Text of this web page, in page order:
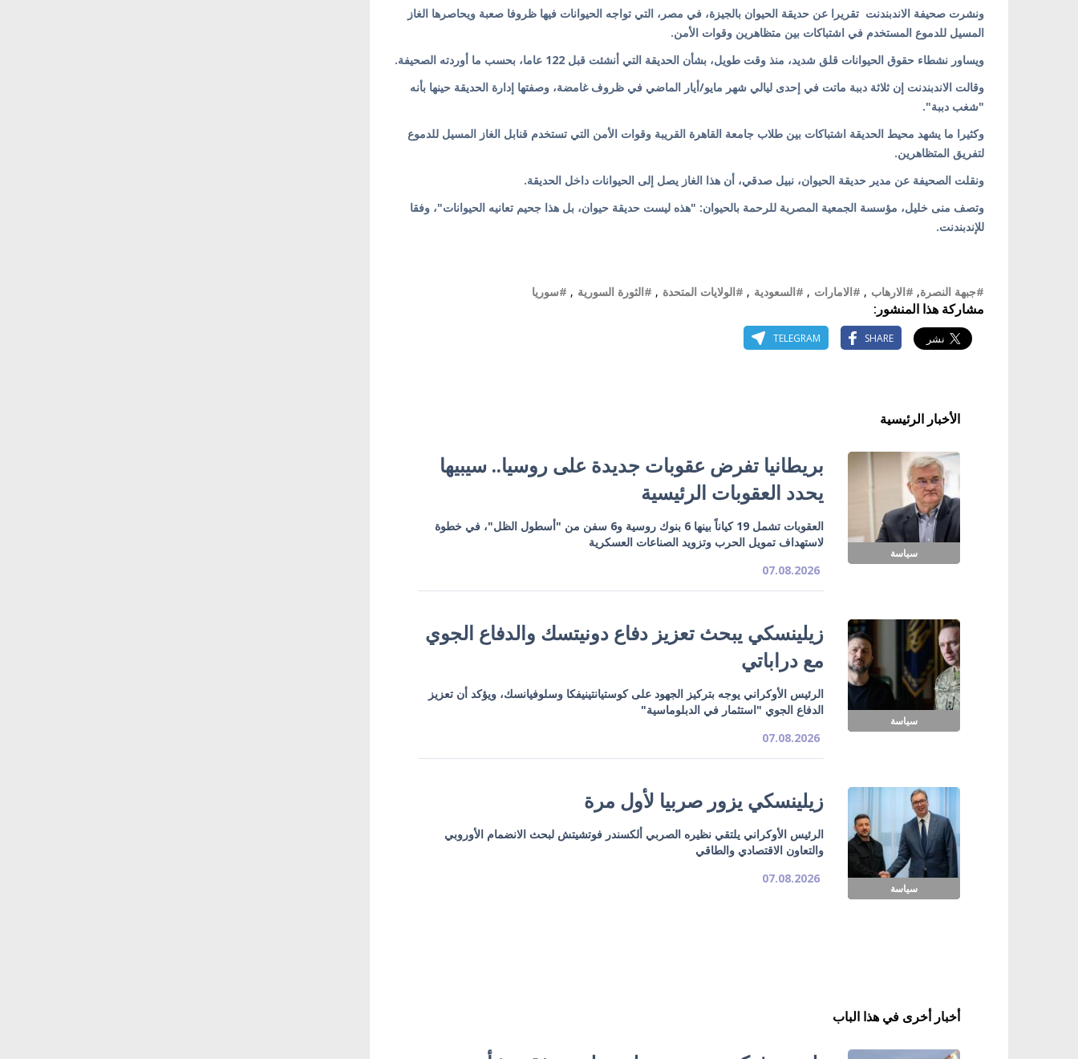
ونشرت صحيفة الاندبندنت تقريرا عن حديقة الحيوان بالجيزة، في مصر، التي تواجه الحيوانات فيها ظروفا صعبة ويحاصرها الغاز
المسيل للدموع المستخدم في اشتباكات بين متظاهرين وقوات الأمن.
ويساور نشطاء حقوق الحيوانات قلق شديد، منذ وقت طويل، بشأن الحديقة التي أنشئت قبل 122 عاما، بحسب ما أوردته الصحيفة.
وقالت الاندبندنت إن ثلاثة دببة ماتت في إحدى ليالي شهر مايو/أيار الماضي في ظروف غامضة، وصفتها إدارة الحديقة حينها بأنه
"شغب دببة".
وكثيرا ما يشهد محيط الحديقة اشتباكات بين طلاب جامعة القاهرة القريبة وقوات الأمن التي تستخدم قنابل الغاز المسيل للدموع
لتفريق المتظاهرين.
ونقلت الصحيفة عن مدير حديقة الحيوان، نبيل صدقي، أن هذا الغاز يصل إلى الحيوانات داخل الحديقة.
وتصف منى خليل، مؤسسة الجمعية المصرية للرحمة بالحيوان: "هذه ليست حديقة حيوان، بل هذا جحيم تعانيه الحيوانات"، وفقا
للإندبندنت.
#جبهة النصرة, #الارهاب , #الامارات , #السعودية , #الولايات المتحدة , #الثورة السورية , #سوريا
مشاركة هذا المنشور:
SHARE
TELEGRAM
الأخبار الرئيسية
سياسة
بريطانيا تفرض عقوبات جديدة على روسيا.. سيبيها
يحدد العقوبات الرئيسية
العقوبات تشمل 19 كياناً بينها 6 بنوك روسية و6 سفن من "أسطول الظل"، في خطوة
لاستهداف تمويل الحرب وتزويد الصناعات العسكرية
07.08.2026
سياسة
زيلينسكي يبحث تعزيز دفاع دونيتسك والدفاع الجوي
مع دراباتي
الرئيس الأوكراني يوجه بتركيز الجهود على كوستيانتينيفكا وسلوفيانسك، ويؤكد أن تعزيز
الدفاع الجوي "استثمار في الدبلوماسية"
07.08.2026
سياسة
زيلينسكي يزور صربيا لأول مرة
الرئيس الأوكراني يلتقي نظيره الصربي ألكسندر فوتشيتش لبحث الانضمام الأوروبي
والتعاون الاقتصادي والطاقي
07.08.2026
أخبار أخرى في هذا الباب